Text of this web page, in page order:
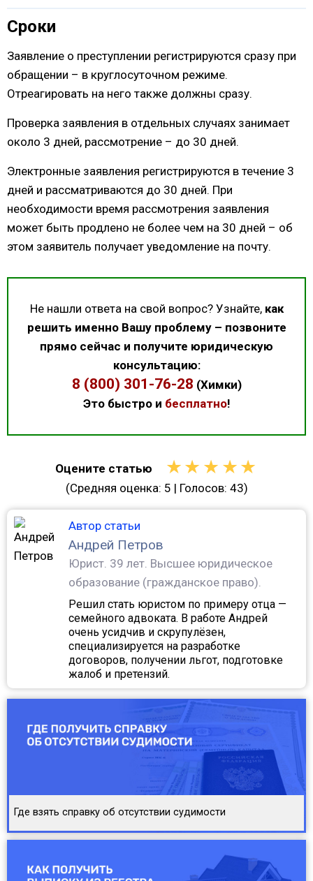
Сроки
Заявление о преступлении регистрируются сразу при
обращении – в круглосуточном режиме.
Отреагировать на него также должны сразу.
Проверка заявления в отдельных случаях занимает
около 3 дней, рассмотрение – до 30 дней.
Электронные заявления регистрируются в течение 3
дней и рассматриваются до 30 дней. При
необходимости время рассмотрения заявления
может быть продлено не более чем на 30 дней – об
этом заявитель получает уведомление на почту.
Не нашли ответа на свой вопрос? Узнайте, как
решить именно Вашу проблему – позвоните
прямо сейчас и получите юридическую
консультацию:
8 (800) 301-76-28 (Химки)
Это быстро и бесплатно!
Оцените статью ★★ ★ ★★
(Средняя оценка: 5 | Голосов: 43)
Автор статьи
Андрей Петров
Юрист. 39 лет. Высшее юридическое
образование (гражданское право).
Решил стать юристом по примеру отца —
семейного адвоката. В работе Андрей
очень усидчив и скрупулёзен,
специализируется на разработке
договоров, получении льгот, подготовке
жалоб и претензий.
Где взять справку об отсутствии судимости